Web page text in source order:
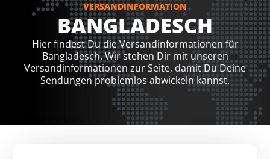
VERSANDINFORMATION
BANGLADESCH
Hier findest Du die Versandinformationen für
Bangladesch. Wir stehen Dir mit unseren
Versandinformationen zur Seite, damit Du Deine
Sendungen problemlos abwickeln kannst.